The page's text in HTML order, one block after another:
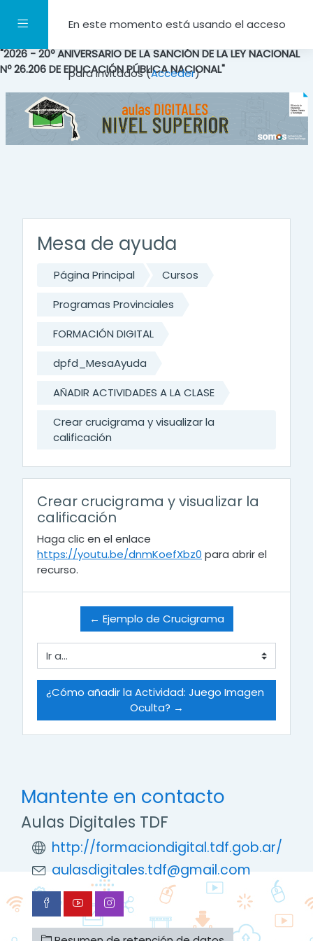
Panel lateralEn este momento está usando el acceso
para invitados (Acceder)
"2026 - 20º ANIVERSARIO DE LA SANCIÓN DE LA LEY NACIONAL
Nº 26.206 DE EDUCACIÓN PÚBLICA NACIONAL"
Mesa de ayuda
Página Principal
Cursos
Programas Provinciales
FORMACIÓN DIGITAL
dpfd_MesaAyuda
AÑADIR ACTIVIDADES A LA CLASE
Crear crucigrama y visualizar la
calificación
Crear crucigrama y visualizar la
calificación
Haga clic en el enlace
https://youtu.be/dnmKoefXbz0 para abrir el
recurso.
← Ejemplo de Crucigrama
Ir a...
¿Cómo añadir la Actividad: Juego Imagen
Oculta? →
Mantente en contacto
Aulas Digitales TDF
http://formaciondigital.tdf.gob.ar/
aulasdigitales.tdf@gmail.com